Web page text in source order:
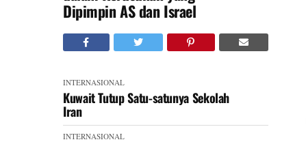
Dipimpin AS dan Israel
INTERNASIONAL
Kuwait Tutup Satu-satunya Sekolah
Iran
INTERNASIONAL